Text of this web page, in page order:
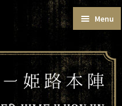
Menu
革材料
価格帯で選ぶ